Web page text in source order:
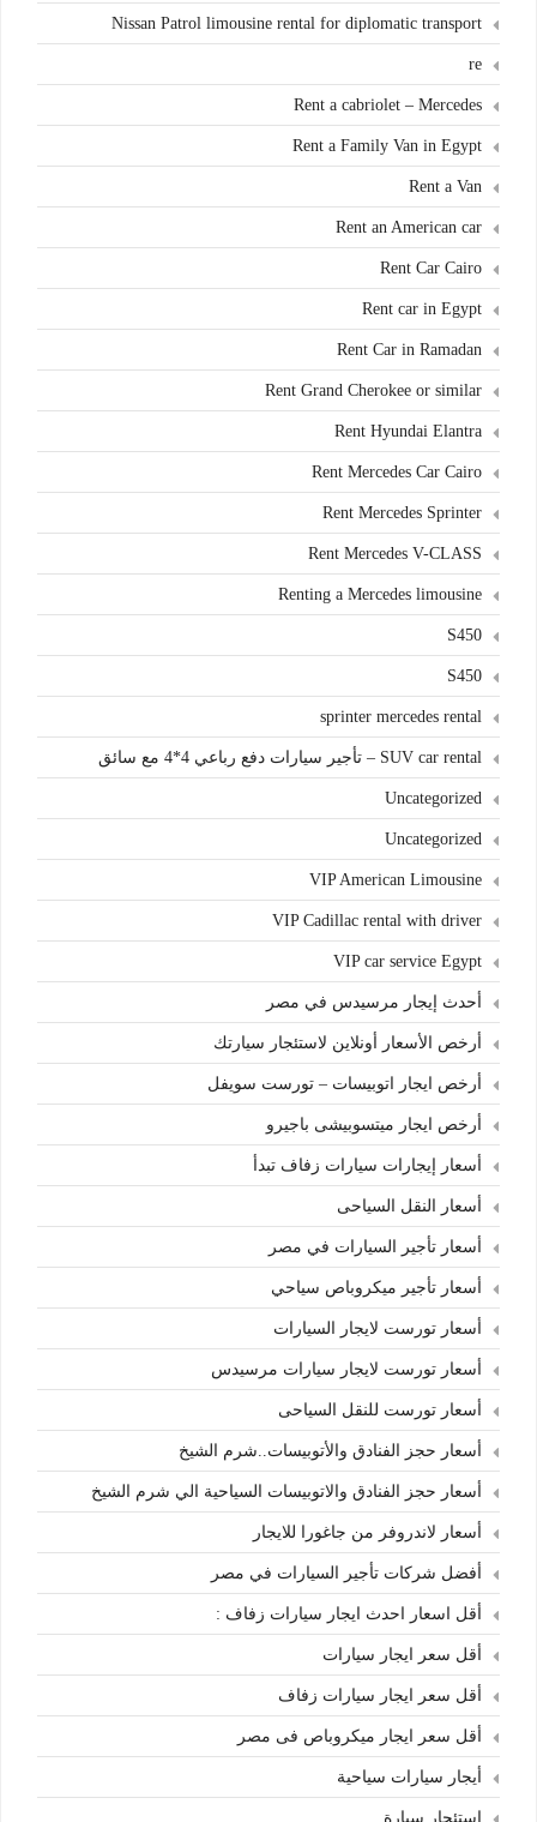
Nissan Patrol limousine rental for diplomatic transport
re
Rent a cabriolet – Mercedes
Rent a Family Van in Egypt
Rent a Van
Rent an American car
Rent Car Cairo
Rent car in Egypt
Rent Car in Ramadan
Rent Grand Cherokee or similar
Rent Hyundai Elantra
Rent Mercedes Car Cairo
Rent Mercedes Sprinter
Rent Mercedes V-CLASS
Renting a Mercedes limousine
S450
S450
sprinter mercedes rental
SUV car rental – تأجير سيارات دفع رباعي 4*4 مع سائق
Uncategorized
Uncategorized
VIP American Limousine
VIP Cadillac rental with driver
VIP car service Egypt
أحدث إيجار مرسيدس في مصر
أرخص الأسعار أونلاين لاستئجار سيارتك
أرخص ايجار اتوبيسات – تورست سويفل
أرخص ايجار ميتسوبيشى باجيرو
أسعار إيجارات سيارات زفاف تبدأ
أسعار النقل السياحى
أسعار تأجير السيارات في مصر
أسعار تأجير ميكروباص سياحي
أسعار تورست لايجار السيارات
أسعار تورست لايجار سيارات مرسيدس
أسعار تورست للنقل السياحى
أسعار حجز الفنادق والأتوبيسات..شرم الشيخ
أسعار حجز الفنادق والاتوبيسات السياحية الي شرم الشيخ
أسعار لاندروفر من جاغورا للايجار
أفضل شركات تأجير السيارات في مصر
أقل اسعار احدث ايجار سيارات زفاف :
أقل سعر ايجار سيارات
أقل سعر ايجار سيارات زفاف
أقل سعر ايجار ميكروباص فى مصر
أيجار سيارات سياحية
إستئجار سيارة